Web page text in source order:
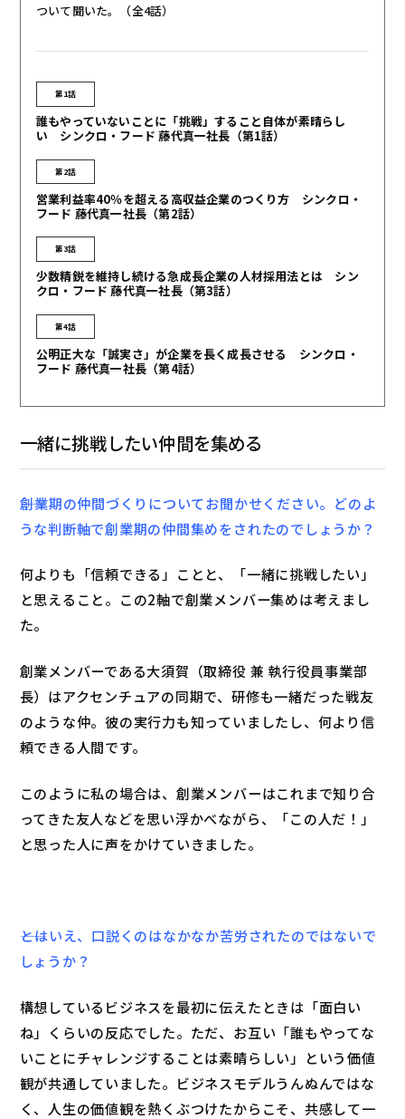
ついて聞いた。（全4話）
第1話
誰もやっていないことに「挑戦」すること自体が素晴らし
い シンクロ・フード 藤代真一社長（第1話）
第2話
営業利益率40％を超える高収益企業のつくり方 シンクロ・
フード 藤代真一社長（第2話）
第3話
少数精鋭を維持し続ける急成長企業の人材採用法とは シン
クロ・フード 藤代真一社長（第3話）
第4話
公明正大な「誠実さ」が企業を長く成長させる シンクロ・
フード 藤代真一社長（第4話）
一緒に挑戦したい仲間を集める
――創業期の仲間づくりについてお聞かせください。どのよ
うな判断軸で創業期の仲間集めをされたのでしょうか？
何よりも「信頼できる」ことと、「一緒に挑戦したい」
と思えること。この2軸で創業メンバー集めは考えまし
た。
創業メンバーである大須賀（取締役 兼 執行役員事業部
長）はアクセンチュアの同期で、研修も一緒だった戦友
のような仲。彼の実行力も知っていましたし、何より信
頼できる人間です。
このように私の場合は、創業メンバーはこれまで知り合
ってきた友人などを思い浮かべながら、「この人だ！」
と思った人に声をかけていきました。
――とはいえ、口説くのはなかなか苦労されたのではないで
しょうか？
構想しているビジネスを最初に伝えたときは「面白い
ね」くらいの反応でした。ただ、お互い「誰もやってな
いことにチャレンジすることは素晴らしい」という価値
観が共通していました。ビジネスモデルうんぬんではな
く、人生の価値観を熱くぶつけたからこそ、共感して一